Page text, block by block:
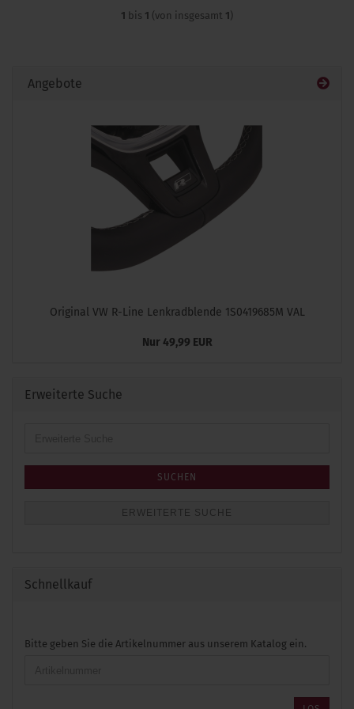
1 bis 1 (von insgesamt 1)
Angebote
Original VW R-Line Lenkradblende 1S0419685M VAL
Nur 49,99 EUR
Erweiterte Suche
SUCHEN
ERWEITERTE SUCHE
Schnellkauf
BITTE
Bitte geben Sie die Artikelnummer aus unserem Katalog ein.